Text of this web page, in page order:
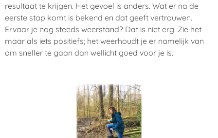
resultaat te krijgen. Het gevoel is anders. Wat er na de
eerste stap komt is bekend en dat geeft vertrouwen.
Ervaar je nog steeds weerstand? Dat is niet erg. Zie het
maar als iets positiefs; het weerhoudt je er namelijk van
om sneller te gaan dan wellicht goed voor je is.